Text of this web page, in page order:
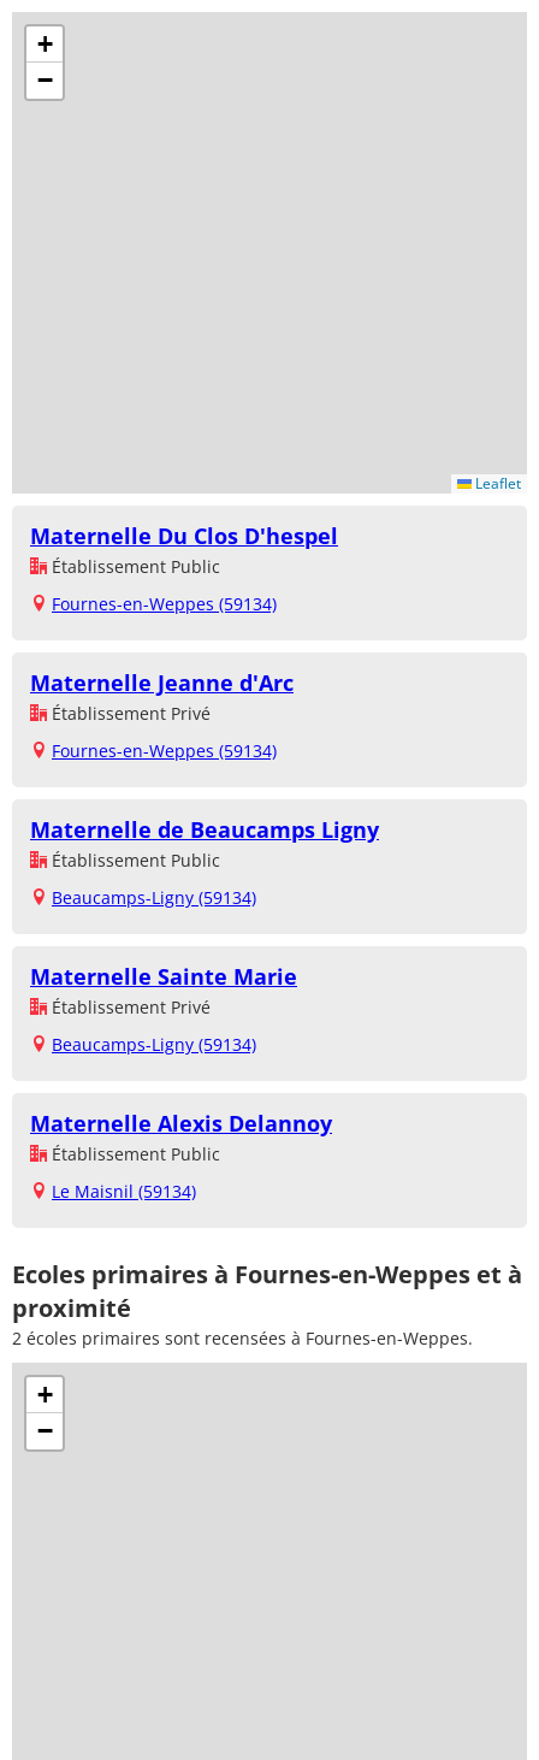
+
−
Leaflet
Maternelle Du Clos D'hespel
Établissement Public
Fournes-en-Weppes (59134)
Maternelle Jeanne d'Arc
Établissement Privé
Fournes-en-Weppes (59134)
Maternelle de Beaucamps Ligny
Établissement Public
Beaucamps-Ligny (59134)
Maternelle Sainte Marie
Établissement Privé
Beaucamps-Ligny (59134)
Maternelle Alexis Delannoy
Établissement Public
Le Maisnil (59134)
Ecoles primaires à Fournes-en-Weppes et à
proximité
2 écoles primaires sont recensées à Fournes-en-Weppes.
+
−